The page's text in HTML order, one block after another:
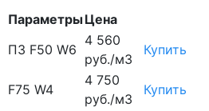
ПараметрыЦена
П3 F50 W6
4 560
руб./м3
Купить
F75 W4
4 750
руб./м3
Купить